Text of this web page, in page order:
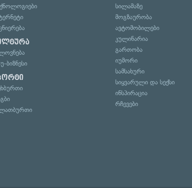
ბიზნესი
სილამაზე
მოგზაურობა
ავტომობილები
კულინარია
გართობა
იუმორი
სამსახური
სიყვარული და სექსი
ინსპირაცია
რჩევები